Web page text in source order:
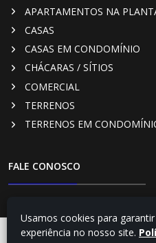
APARTAMENTOS NA
CASAS
CASAS EM CONDOMÍNIO
CHÁCARAS / SÍTIOS
COMERCIAL
TERRENOS
TERRENOS EM
FALE CONOSCO
(43) 3254-4348
FALE COM
Usamos cookies para
experiência no nosso site.